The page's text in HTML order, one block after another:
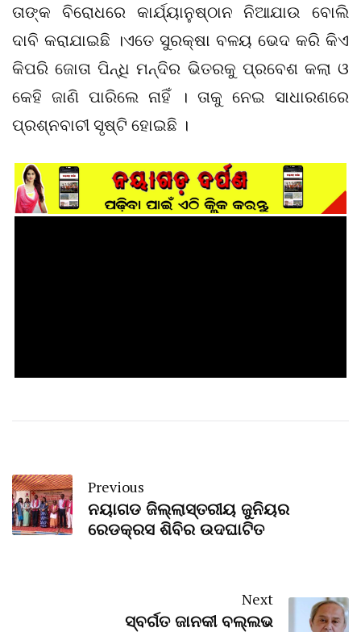
ତାଙ୍କ ବିରୋଧରେ କାର୍ଯ୍ୟାନୁଷ୍ଠାନ ନିଆଯାଉ ବୋଲି
ଦାବି କରାଯାଇଛି ।ଏତେ ସୁରକ୍ଷା ବଳୟ ଭେଦ କରି କିଏ
କିପରି ଜୋତା ପିନ୍ଧି ମନ୍ଦିର ଭିତରକୁ ପ୍ରବେଶ କଲା ଓ
କେହି ଜାଣି ପାରିଲେ ନାହିଁ । ତାକୁ ନେଇ ସାଧାରଣରେ
ପ୍ରଶ୍ନବାଚୀ ସୃଷ୍ଟି ହୋଇଛି ।
Previous
ନୟାଗଡ ଜିଲ୍ଲାସ୍ତରୀୟ ଜୁନିୟର
ରେଡକ୍ରସ ଶିବିର ଉଦଘାଟିତ
Next
ସ୍ବର୍ଗତ ଜାନକୀ ବଲ୍ଲଭ